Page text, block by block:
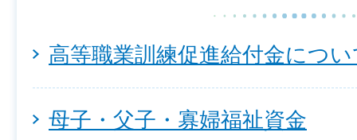
高等職業訓練促進給付金につ
母子・父子・寡婦福祉資金